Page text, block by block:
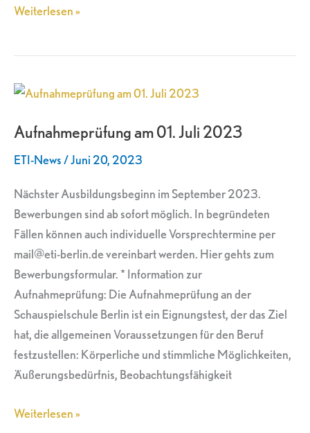
Weiterlesen »
Aufnahmeprüfung am 01. Juli 2023
ETI-News/Juni 20, 2023
Nächster Ausbildungsbeginn im September 2023.
Bewerbungen sind ab sofort möglich. In begründeten
Fällen können auch individuelle Vorsprechtermine per
mail@eti-berlin.de vereinbart werden. Hier gehts zum
Bewerbungsformular. * Information zur
Aufnahmeprüfung: Die Aufnahmeprüfung an der
Schauspielschule Berlin ist ein Eignungstest, der das Ziel
hat, die allgemeinen Voraussetzungen für den Beruf
festzustellen: Körperliche und stimmliche Möglichkeiten,
Äußerungsbedürfnis, Beobachtungsfähigkeit
Aufnahmeprüfung
01.
Weiterlesen »